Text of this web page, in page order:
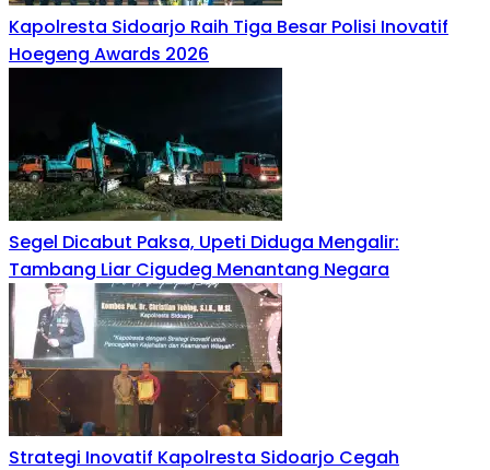
Kapolresta Sidoarjo Raih Tiga Besar Polisi Inovatif
Hoegeng Awards 2026
Segel Dicabut Paksa, Upeti Diduga Mengalir:
Tambang Liar Cigudeg Menantang Negara
Strategi Inovatif Kapolresta Sidoarjo Cegah